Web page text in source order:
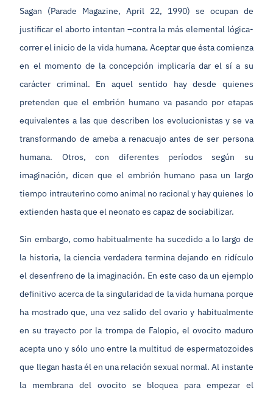
Sagan (Parade Magazine, April 22, 1990) se ocupan de
justificar el aborto intentan –contra la más elemental lógica-
correr el inicio de la vida humana. Aceptar que ésta comienza
en el momento de la concepción implicaría dar el sí a su
carácter criminal. En aquel sentido hay desde quienes
pretenden que el embrión humano va pasando por etapas
equivalentes a las que describen los evolucionistas y se va
transformando de ameba a renacuajo antes de ser persona
humana. Otros, con diferentes períodos según su
imaginación, dicen que el embrión humano pasa un largo
tiempo intrauterino como animal no racional y hay quienes lo
extienden hasta que el neonato es capaz de sociabilizar.
Sin embargo, como habitualmente ha sucedido a lo largo de
la historia, la ciencia verdadera termina dejando en ridículo
el desenfreno de la imaginación. En este caso da un ejemplo
definitivo acerca de la singularidad de la vida humana porque
ha mostrado que, una vez salido del ovario y habitualmente
en su trayecto por la trompa de Falopio, el ovocito maduro
acepta uno y sólo uno entre la multitud de espermatozoides
que llegan hasta él en una relación sexual normal. Al instante
la membrana del ovocito se bloquea para empezar el